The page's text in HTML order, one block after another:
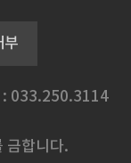
부
: 033.250.3114
금합니다.